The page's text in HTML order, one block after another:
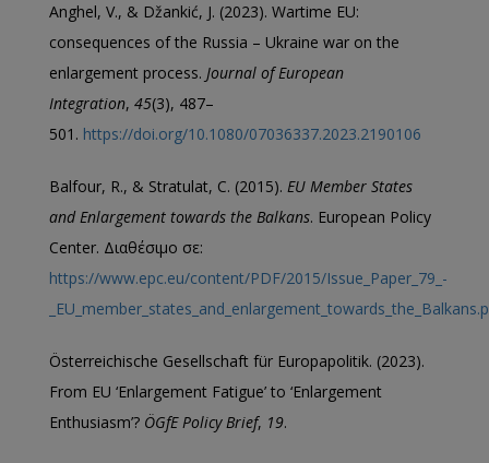
Anghel, V., & Džankić, J. (2023). Wartime EU:
consequences of the Russia – Ukraine war on the
enlargement process. Journal of European
Integration, 45(3), 487–
501. https://doi.org/10.1080/07036337.2023.2190106
Balfour, R., & Stratulat, C. (2015). EU Member States
and Enlargement towards the Balkans. European Policy
Center. Διαθέσιμο σε:
https://www.epc.eu/content/PDF/2015/Issue_Paper_79_-
Österreichische Gesellschaft für Europapolitik. (2023).
From EU ‘Enlargement Fatigue’ to ‘Enlargement
Enthusiasm’? ÖGfE Policy Brief, 19.